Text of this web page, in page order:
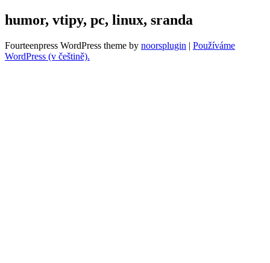
humor, vtipy, pc, linux, sranda
Fourteenpress WordPress theme by noorsplugin | Používáme
WordPress (v češtině).